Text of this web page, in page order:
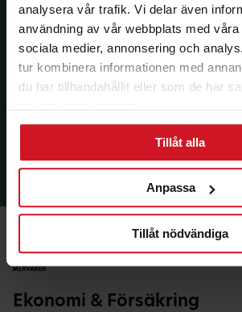
analysera vår trafik. Vi delar även
användning av vår webbplats med
sociala medier, annonsering och
tur kombinera informationen med
du har tillhandahållit eller som de har
Tillåt alla
Anpassa
Tillåt nödvändiga
Ekonomi & Försäkring